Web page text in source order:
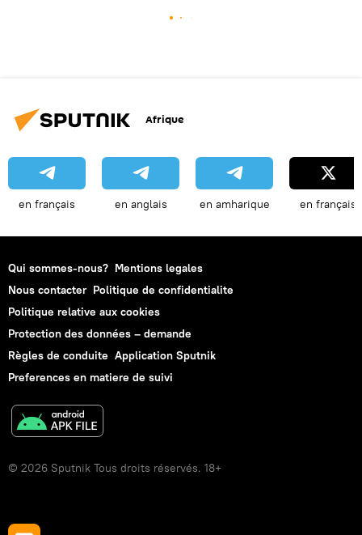
Afrique
en français en anglais en amharique en français
Qui sommes-nous? Mentions legales
Nous contacter Politique de confidentialite
Politique relative aux cookies
Protection des données – demande
Règles de conduite Application Sputnik
Preferences en matiere de suivi
© 2026 Sputnik Tous droits réservés. 18+